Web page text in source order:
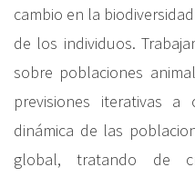
cambio en la
de los individuos.
sobre poblaciones
previsiones iterativas
dinámica de las
global, tratando de